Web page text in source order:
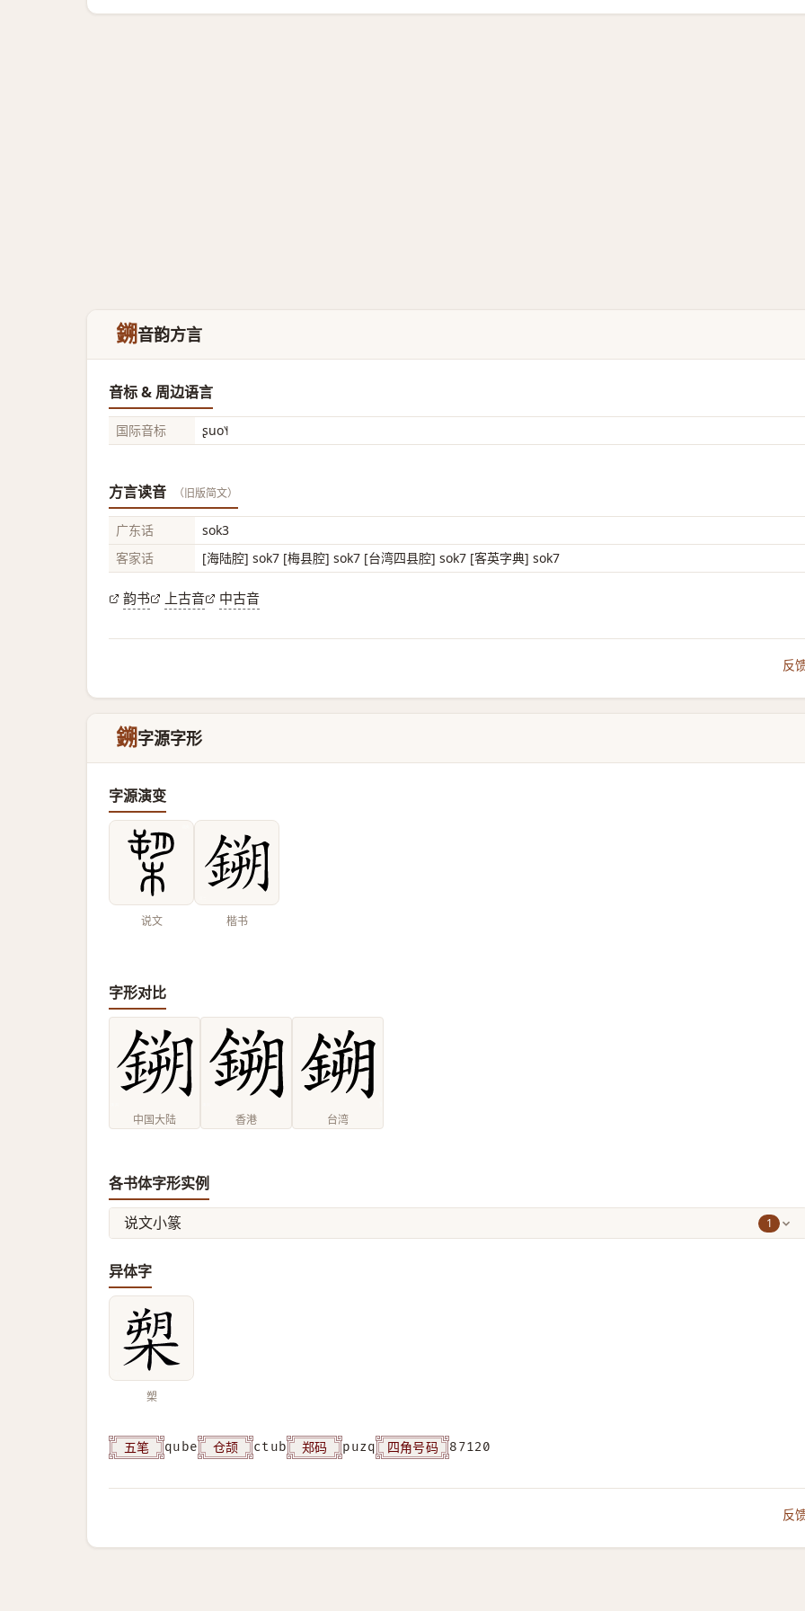
鎙音韵方言
音标 & 周边语言
国际音标 ʂuo˥˧
方言读音 （旧版简文）
广东话
sok3
客家话
[海陆腔] sok7 [梅县腔] sok7 [台湾四县腔] sok7 [客英字典] sok7
韵书 上古音 中古音
反
鎙字源字形
字源演变
说文 楷书
字形对比
中国大陆 香港 台湾
各书体字形实例
说文小篆 1
异体字
槊
五笔 qube 仓颉 ctub 郑码 puzq 四角号码 87120
反